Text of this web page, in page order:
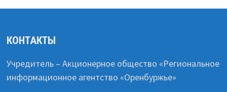
КОНТАКТЫ
Учредитель – Акционерное общество «Региональное
информационное агентство «Оренбуржье»